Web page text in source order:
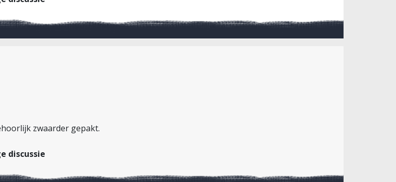
zwaarder gepakt.
discussie